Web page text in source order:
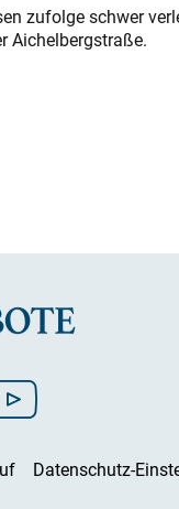
zufolge schwer
Aichelbergstraße.
Datenschutz-